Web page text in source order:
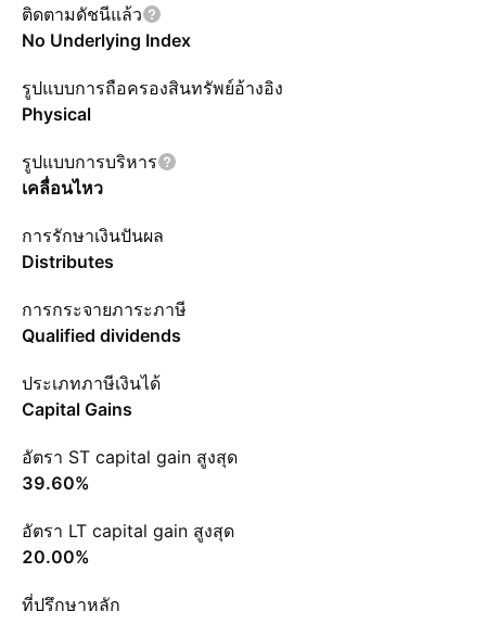
ติดตามดัชนีแล้ว
No Underlying Index
รูปแบบการถือครองสินทรัพย์อ้างอิง
Physical
รูปแบบการบริหาร
เคลื่อนไหว
การรักษาเงินปันผล
Distributes
การกระจายภาระภาษี
Qualified dividends
ประเภทภาษีเงินได้
Capital Gains
อัตรา ST capital gain สูงสุด
39.60%
อัตรา LT capital gain สูงสุด
20.00%
ที่ปรึกษาหลัก